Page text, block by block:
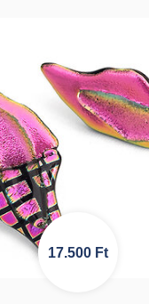
17.500 Ft